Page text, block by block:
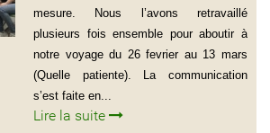
mesure. Nous l’avons retravaillé
plusieurs fois ensemble pour aboutir à
notre voyage du 26 fevrier au 13 mars
(Quelle patiente). La communication
s’est faite en...
Lire la suite